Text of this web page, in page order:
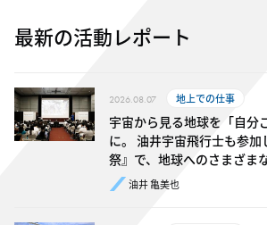
最新の活動レポート
2026.08.07 地上での仕事
宇宙から見る地球を「自分
に。 油井宇宙飛行士も参
祭』で、地球へのさまざま
油井 亀美也